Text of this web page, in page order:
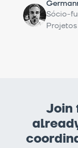
Sócio-
Projetos
Join